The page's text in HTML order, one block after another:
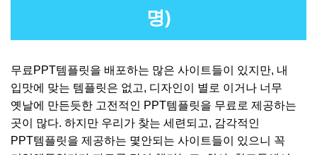
명)
무료PPT템플릿을 배포하는 많은 사이트들이 있지만, 내
입맛에 맞는 템플릿은 없고, 디자인이 별로 이거나 너무
옛날에 만든듯한 고전적인 PPT템플릿을 무료로 제공하는
곳이 많다. 하지만 우리가 찾는 세련되고, 감각적인
PPT템플릿을 제공하는 몇안되는 사이트들이 있으니 꼭